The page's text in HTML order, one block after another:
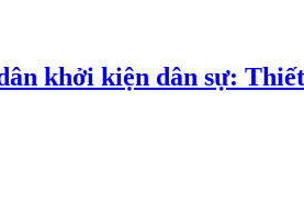
khởi kiện dân sự: